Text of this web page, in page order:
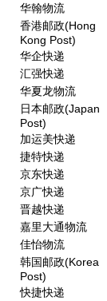
华翰物流
香港邮政(Hong
Kong Post)
华企快递
汇强快递
华夏龙物流
日本邮政(Japan
Post)
加运美快递
捷特快递
京东快递
京广快递
晋越快递
嘉里大通物流
佳怡物流
韩国邮政(Korea
Post)
快捷快递